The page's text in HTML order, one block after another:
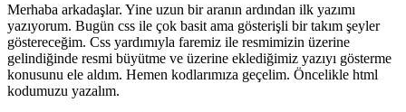
Merhaba arkadaşlar. Yine uzun bir aranın ardından ilk yazımı
yazıyorum. Bugün css ile çok basit ama gösterişli bir takım şeyler
göstereceğim. Css yardımıyla faremiz ile resmimizin üzerine
gelindiğinde resmi büyütme ve üzerine eklediğimiz yazıyı gösterme
konusunu ele aldım. Hemen kodlarımıza geçelim. Öncelikle html
kodumuzu yazalım.